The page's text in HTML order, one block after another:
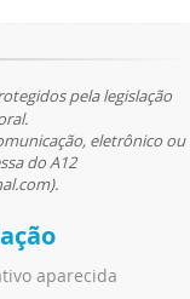
pela legislação
eletrônico ou
do A12
aparecida